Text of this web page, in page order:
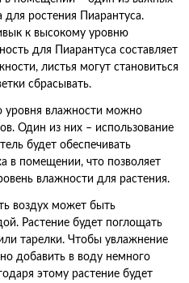
ростения Пиарантуса.
к высокому уровню
для Пиарантуса составляет
листья могут становиться
сбрасывать.
уровня влажности можно
Один из них – использование
будет обеспечивать
в помещении, что позволяет
влажности для растения.
воздух может быть
Растение будет поглощать
тарелки. Чтобы увлажнение
добавить в воду немного
этому растение будет